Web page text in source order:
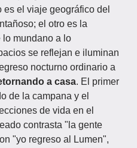
el viaje geográfico del
el otro es la
lo mundano a lo
se reflejan e iluminan
nocturno ordinario a
a casa. El primer
de la campana y el
de vida en el
contrasta "la gente
"yo regreso al Lumen",